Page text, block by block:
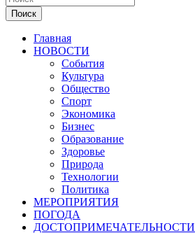
Поиск
Главная
НОВОСТИ
События
Культура
Общество
Спорт
Экономика
Бизнес
Образование
Здоровье
Природа
Технологии
Политика
МЕРОПРИЯТИЯ
ПОГОДА
ДОСТОПРИМЕЧАТЕЛЬНОСТИ